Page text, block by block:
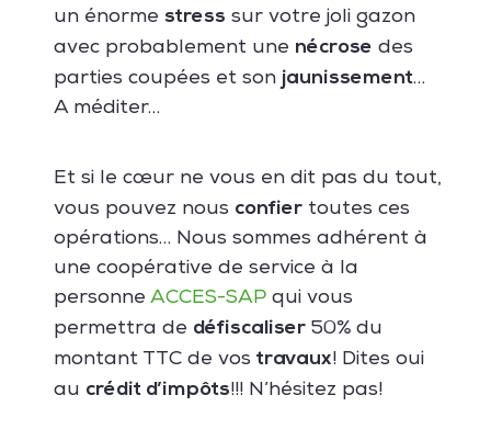
un énorme stress sur votre joli gazon
avec probablement une nécrose des
parties coupées et son jaunissement…
A méditer…
Et si le cœur ne vous en dit pas du tout,
vous pouvez nous confiertoutes ces
opérations… Nous sommes adhérent à
une coopérative de service à la
personne ACCES-SAPqui vous
permettra de défiscaliser50% du
montant TTC de vos travaux! Dites oui
au crédit d’impôts!!! N’hésitez pas!